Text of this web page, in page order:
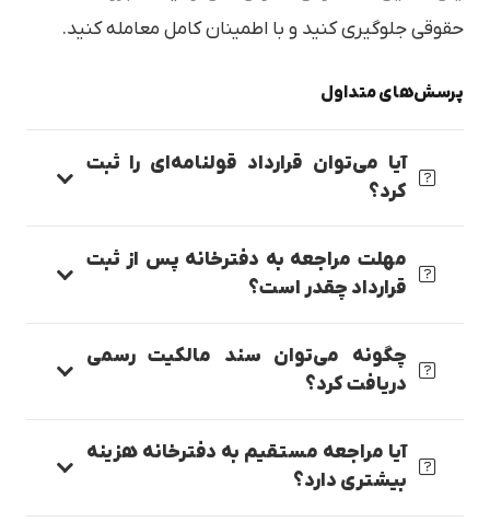
حقوقی جلوگیری کنید و با اطمینان کامل معامله کنید.
پرسش‌های متداول
آیا می‌توان قرارداد قولنامه‌ای را ثبت
کرد؟
مهلت مراجعه به دفترخانه پس از ثبت
قرارداد چقدر است؟
چگونه می‌توان سند مالکیت رسمی
دریافت کرد؟
آیا مراجعه مستقیم به دفترخانه هزینه
بیشتری دارد؟